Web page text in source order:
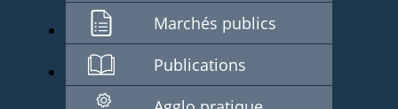
Marchés publics
Publications